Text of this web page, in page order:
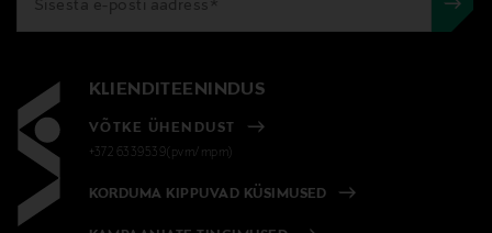
KLIENDITEENINDUS
VÕTKE ÜHENDUST
+372 6339539(pvm/mpm)
KORDUMA KIPPUVAD KÜSIMUSED